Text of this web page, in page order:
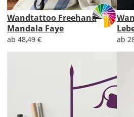
Wandtattoo Freehand
Mandala Faye
ab 48,49 € ab